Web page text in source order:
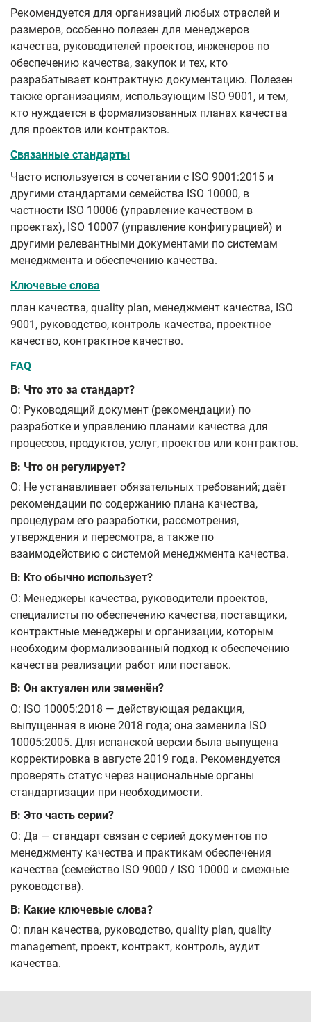
Рекомендуется для организаций любых отраслей и
размеров, особенно полезен для менеджеров
качества, руководителей проектов, инженеров по
обеспечению качества, закупок и тех, кто
разрабатывает контрактную документацию. Полезен
также организациям, использующим ISO 9001, и тем,
кто нуждается в формализованных планах качества
для проектов или контрактов.
Связанные стандарты
Часто используется в сочетании с ISO 9001:2015 и
другими стандартами семейства ISO 10000, в
частности ISO 10006 (управление качеством в
проектах), ISO 10007 (управление конфигурацией) и
другими релевантными документами по системам
менеджмента и обеспечению качества.
Ключевые слова
план качества, quality plan, менеджмент качества, ISO
9001, руководство, контроль качества, проектное
качество, контрактное качество.
FAQ
В: Что это за стандарт?
О: Руководящий документ (рекомендации) по
разработке и управлению планами качества для
процессов, продуктов, услуг, проектов или контрактов.
В: Что он регулирует?
О: Не устанавливает обязательных требований; даёт
рекомендации по содержанию плана качества,
процедурам его разработки, рассмотрения,
утверждения и пересмотра, а также по
взаимодействию с системой менеджмента качества.
В: Кто обычно использует?
О: Менеджеры качества, руководители проектов,
специалисты по обеспечению качества, поставщики,
контрактные менеджеры и организации, которым
необходим формализованный подход к обеспечению
качества реализации работ или поставок.
В: Он актуален или заменён?
О: ISO 10005:2018 — действующая редакция,
выпущенная в июне 2018 года; она заменила ISO
10005:2005. Для испанской версии была выпущена
корректировка в августе 2019 года. Рекомендуется
проверять статус через национальные органы
стандартизации при необходимости.
В: Это часть серии?
О: Да — стандарт связан с серией документов по
менеджменту качества и практикам обеспечения
качества (семейство ISO 9000 / ISO 10000 и смежные
руководства).
В: Какие ключевые слова?
О: план качества, руководство, quality plan, quality
management, проект, контракт, контроль, аудит
качества.